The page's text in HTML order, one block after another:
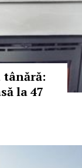
tânără:
la 47